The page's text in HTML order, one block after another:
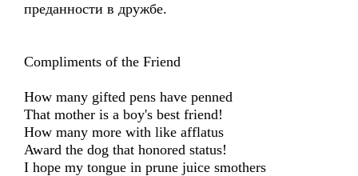
преданности в дружбе.
Compliments of the Friend
How many gifted pens have penned
That mother is a boy's best friend!
How many more with like afflatus
Award the dog that honored status!
I hope my tongue in prune juice smothers